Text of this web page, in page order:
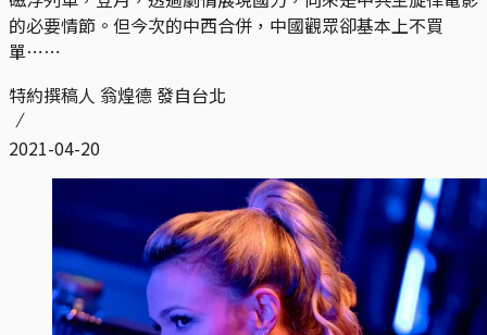
的必要情節。但今次的中西合併，中國觀眾卻基本上不買
單⋯⋯
特約撰稿人 翁煌德 發自台北
2021-04-20